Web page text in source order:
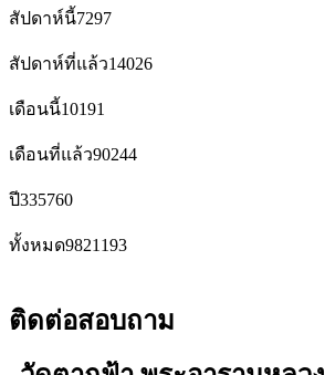
สัปดาห์นี้7297
สัปดาห์ที่แล้ว14026
เดือนนี้10191
เดือนที่แล้ว90244
ปี335760
ทั้งหมด9821193
ติดต่อสอบถาม